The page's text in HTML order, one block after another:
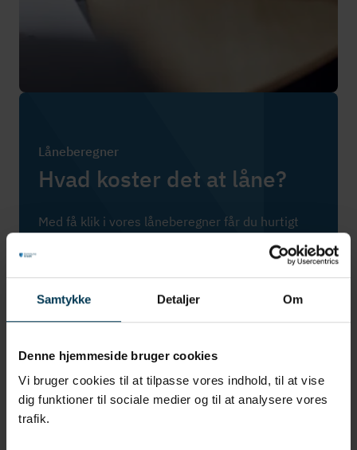
Samtykke Detaljer Om
Denne hjemmeside bruger cookies
Vi bruger cookies til at tilpasse vores indhold, til at vise
dig funktioner til sociale medier og til at analysere vores
trafik.
Låneberegner
Hvad koster det at låne?
Med få klik i vores låneberegner får du hurtigt
Se, hvad det koster at låne
Inspiration fra andre kunder
Få mere inspiration